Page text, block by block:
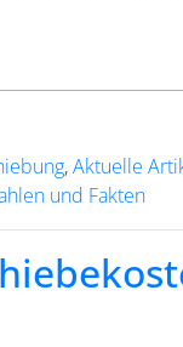
,Aktuelle
und Fakten